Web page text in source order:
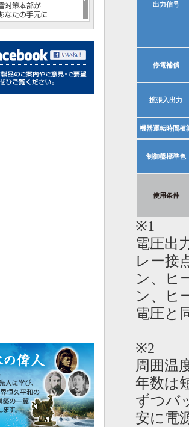
出力信号
停電補償
拡張入出力
機器運転時間積
制御盤標準色
使用条件
※1
電圧出
レー接
ン、ヒ
ン、ヒ
電圧と
※2
周囲温
年数は
ずつバ
安に電